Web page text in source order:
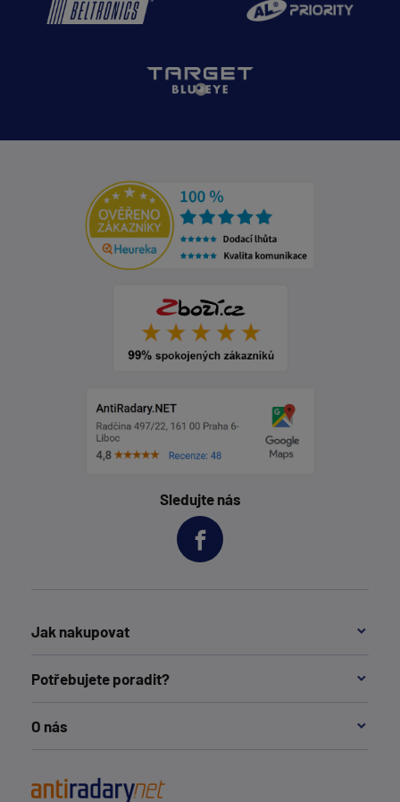
Sledujte nás
Jak nakupovat
Potřebujete poradit?
O nás